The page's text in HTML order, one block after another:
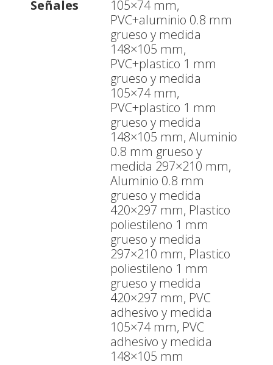
Señales
105×74 mm,
PVC+aluminio 0.8 mm
grueso y medida
148×105 mm,
PVC+plastico 1 mm
grueso y medida
105×74 mm,
PVC+plastico 1 mm
grueso y medida
148×105 mm, Aluminio
0.8 mm grueso y
medida 297×210 mm,
Aluminio 0.8 mm
grueso y medida
420×297 mm, Plastico
poliestileno 1 mm
grueso y medida
297×210 mm, Plastico
poliestileno 1 mm
grueso y medida
420×297 mm, PVC
adhesivo y medida
105×74 mm, PVC
adhesivo y medida
148×105 mm